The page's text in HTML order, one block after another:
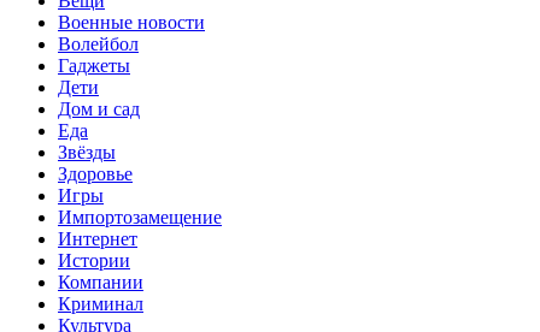
Военные новости
Волейбол
Гаджеты
Дети
Дом и сад
Еда
Звёзды
Здоровье
Игры
Импортозамещение
Интернет
Истории
Компании
Криминал
Культура